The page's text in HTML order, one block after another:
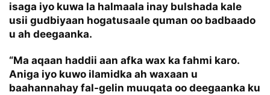
isaga iyo kuwa la halmaala inay bulshada kale
usii gudbiyaan hogatusaale quman oo badbaado
u ah deegaanka.
“Ma aqaan haddii aan afka wax ka fahmi karo.
Aniga iyo kuwo ilamidka ah waxaan u
baahannahay fal-gelin muuqata oo deegaanka ku